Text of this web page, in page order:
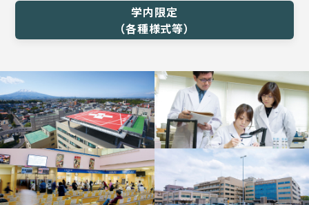
学内限定
（各種様式等）